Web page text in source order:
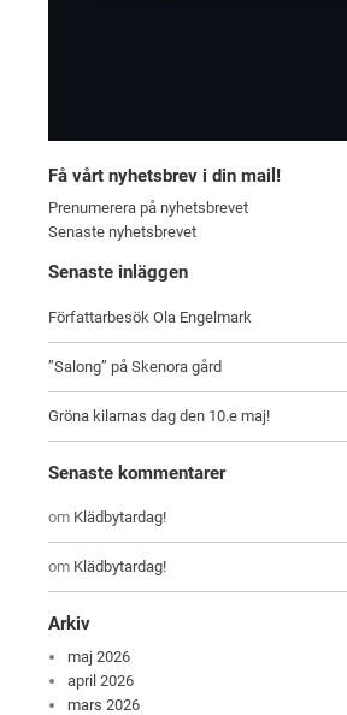
Få vårt nyhetsbrev i din mail!
Prenumerera på nyhetsbrevet
Senaste nyhetsbrevet
Senaste inläggen
Författarbesök Ola Engelmark
”Salong” på Skenora gård
Gröna kilarnas dag den 10.e maj!
Senaste kommentarer
om Klädbytardag!
om Klädbytardag!
Arkiv
maj 2026
april 2026
mars 2026